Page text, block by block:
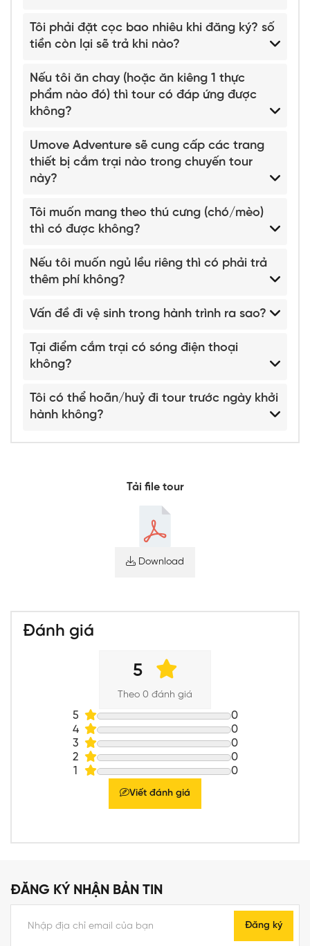
Tôi phải đặt cọc bao nhiêu khi đăng ký? số
tiền còn lại sẽ trả khi nào?
Nếu tôi ăn chay (hoặc ăn kiêng 1 thực
phẩm nào đó) thì tour có đáp ứng được
không?
Umove Adventure sẽ cung cấp các trang
thiết bị cắm trại nào trong chuyến tour
này?
Tôi muốn mang theo thú cưng (chó/mèo)
thì có được không?
Nếu tôi muốn ngủ lều riêng thì có phải trả
thêm phí không?
Vấn đề đi vệ sinh trong hành trình ra sao?
Tại điểm cắm trại có sóng điện thoại
không?
Tôi có thể hoãn/huỷ đi tour trước ngày khởi
hành không?
Tải file tour
Download
Đánh giá
5
Theo 0 đánh giá
5
0
4
0
3
0
2
0
1
0
Viết đánh giá
ĐĂNG KÝ NHẬN BẢN TIN
Đăng ký